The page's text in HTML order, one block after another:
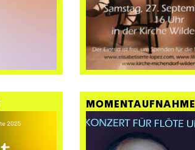
MOMENTAUFNAHME